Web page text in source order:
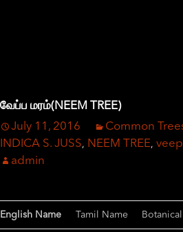
வேப்ப மரம்(NEEM TREE)
July 11, 2016
Common
INDICA S. JUSS, NEEM TREE,
admin
English Name Tamil Name